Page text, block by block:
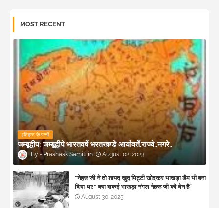
MOST RECENT
इतिहास के पन्नों
जम्बूद्वीप: जम्बूद्वीपे भारतवर्षे भरतखण्डे आर्यावर्ते.राज्ये..नगरे..
Prashask Samiti August 02, 2023
"नेहरू जी ने तो शायद खुद मिट्टी खोदकर भाखड़ा डैम भी बना
दिया था!" क्या वाकई भाखड़ा नंगल नेहरू जी की देन है”
August 30, 2025